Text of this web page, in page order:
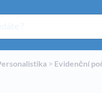
​ > ​ ​Evidenční